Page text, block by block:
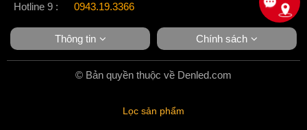
Lọc sản phẩm
Hotline 9 :
0943.19.3366
Thông tin Chính sách
© Bản quyền thuộc về Denled.com